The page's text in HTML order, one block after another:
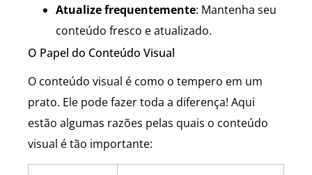
Atualize frequentemente: Mantenha seu
conteúdo fresco e atualizado.
O Papel do Conteúdo Visual
O conteúdo visual é como o tempero em um
prato. Ele pode fazer toda a diferença! Aqui
estão algumas razões pelas quais o conteúdo
visual é tão importante: